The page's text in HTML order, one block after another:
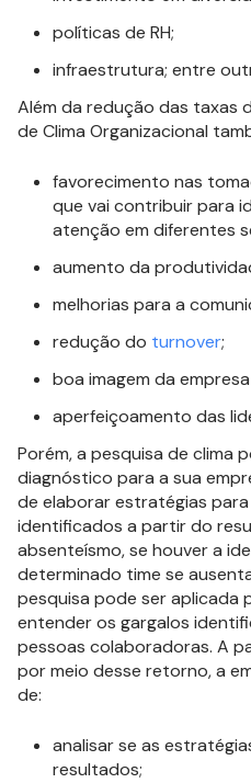
políticas de RH;
infraestrutura; entre
Além da redução das taxas
de Clima Organizacional
favorecimento nas
que vai contribuir para
atenção em diferentes
aumento da
melhorias para a
redução do turnover;
boa imagem da
aperfeiçoamento das
Porém, a pesquisa de clima
diagnóstico para a sua
de elaborar estratégias
identificados a partir do
absenteísmo, se houver a
determinado time se
pesquisa pode ser aplicada
entender os gargalos
pessoas colaboradoras. A
por meio desse retorno, a
de:
analisar se as
resultados;